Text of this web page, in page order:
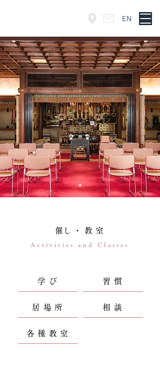
EN
​催し・教室
Activities and Classes
学び 習慣
居場所 相談
各種教室